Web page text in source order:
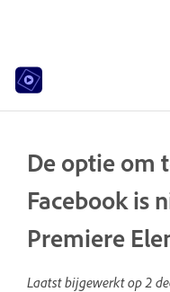
De optie om
Facebook is
Premiere
Laatst bijgewerkt op2